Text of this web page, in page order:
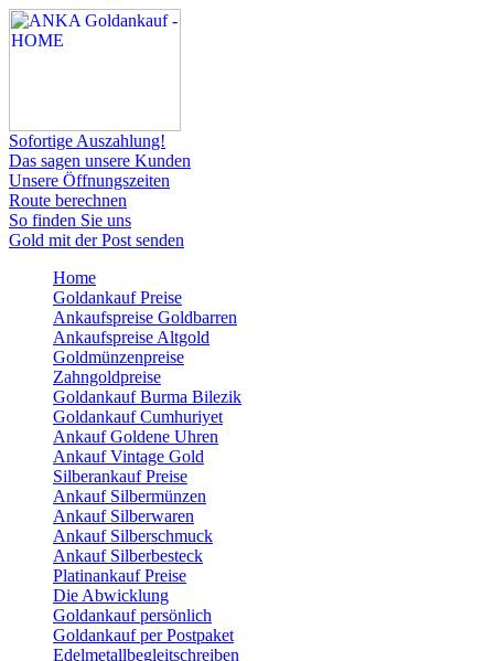
Sofortige Auszahlung!
Das sagen unsere Kunden
Unsere Öffnungszeiten
Route berechnen
So finden Sie uns
Gold mit der Post senden
Home
Goldankauf Preise
Ankaufspreise Goldbarren
Ankaufspreise Altgold
Goldmünzenpreise
Zahngoldpreise
Goldankauf Burma Bilezik
Goldankauf Cumhuriyet
Ankauf Goldene Uhren
Ankauf Vintage Gold
Silberankauf Preise
Ankauf Silbermünzen
Ankauf Silberwaren
Ankauf Silberschmuck
Ankauf Silberbesteck
Platinankauf Preise
Die Abwicklung
Goldankauf persönlich
Goldankauf per Postpaket
Edelmetallbegleitschreiben